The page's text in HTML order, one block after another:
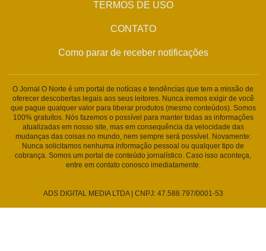
TERMOS DE USO
CONTATO
Como parar de receber notificações
O Jornal O Norte é um portal de notícias e tendências que tem a missão de
oferecer descobertas legais aos seus leitores. Nunca iremos exigir de você
que pague qualquer valor para liberar produtos (mesmo conteúdos). Somos
100% gratuitos. Nós fazemos o possível para manter todas as informações
atualizadas em nosso site, mas em consequência da velocidade das
mudanças das coisas no mundo, nem sempre será possível. Novamente:
Nunca solicitamos nenhuma informação pessoal ou qualquer tipo de
cobrança. Somos um portal de conteúdo jornalístico. Caso isso aconteça,
entre em contato conosco imediatamente.
ADS DIGITAL MEDIA LTDA | CNPJ: 47.588.797/0001-53